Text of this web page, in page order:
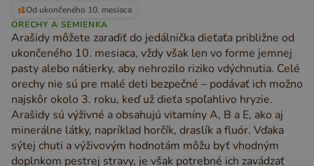
Od ukončeného 10. mesiaca
ORECHY A SEMIENKA
Arašidy môžete zaradiť do jedálnička dieťaťa približne od
ukončeného 10. mesiaca, vždy však len vo forme jemnej
pasty alebo nátierky, aby nehrozilo riziko vdýchnutia. Celé
orechy nie sú pre malé deti bezpečné – podávať ich možno
najskôr okolo 3. roku, keď už dieťa spoľahlivo hryzie.
Arašidy sú výživné a obsahujú vitamíny A, B a E, ako aj
minerálne látky, napríklad horčík, draslík a fluór. Vďaka
sýtej chuti a výživovým hodnotám môžu byť vhodným
doplnkom pestrej stravy, je však potrebné ich zavádzať